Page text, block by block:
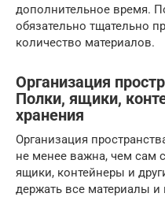
дополнительное время.
обязательно тщательно
количество материалов.
Организация
Полки, ящики,
хранения
Организация
не менее важна, чем сам
ящики, контейнеры и
держать все материалы